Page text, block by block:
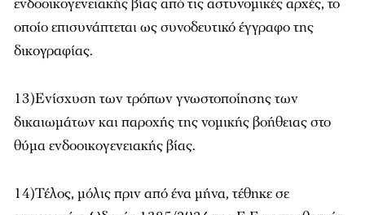
οποίο επισυνάπτεται ως συνοδευτικό έγγραφο της
δικογραφίας.
13)Ενίσχυση των τρόπων γνωστοποίησης των
δικαιωμάτων και παροχής της νομικής βοήθειας στο
θύμα ενδοοικογενειακής βίας.
14)Τέλος, μόλις πριν από ένα μήνα, τέθηκε σε